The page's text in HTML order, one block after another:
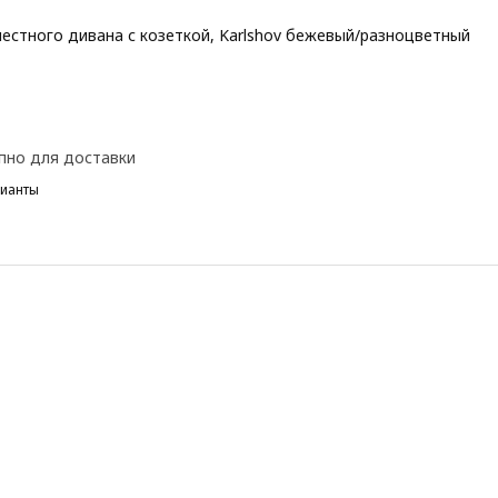
дивана с козеткой, Karlshov бежевый/разноцветный
для доставки
Чехол 3-местного дивана с козеткой, киланда темно-
Чехол 3-местного дивана с козеткой, Hakebo серо-